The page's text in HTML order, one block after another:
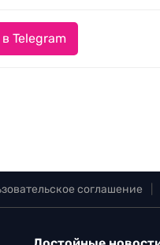
Telegram
соглашение